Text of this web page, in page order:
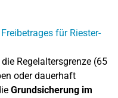
Regelaltersgrenze (65
oder dauerhaft
Grundsicherung im